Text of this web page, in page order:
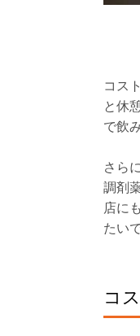
コス
と休
で飲
さら
調剤
店に
たい
コ